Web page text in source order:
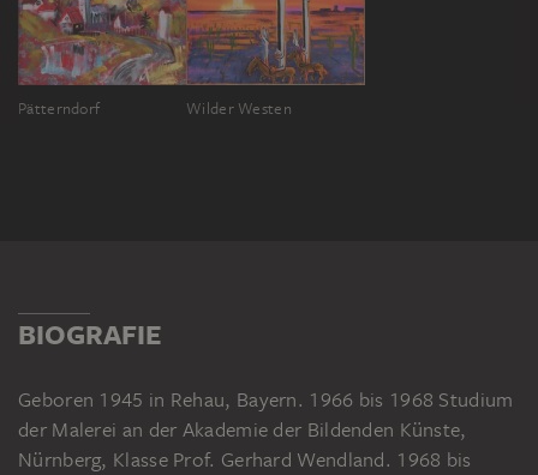
Pätterndorf Wilder Westen
BIOGRAFIE
Geboren 1945 in Rehau, Bayern. 1966 bis 1968 Studium
der Malerei an der Akademie der Bildenden Künste,
Nürnberg, Klasse Prof. Gerhard Wendland. 1968 bis